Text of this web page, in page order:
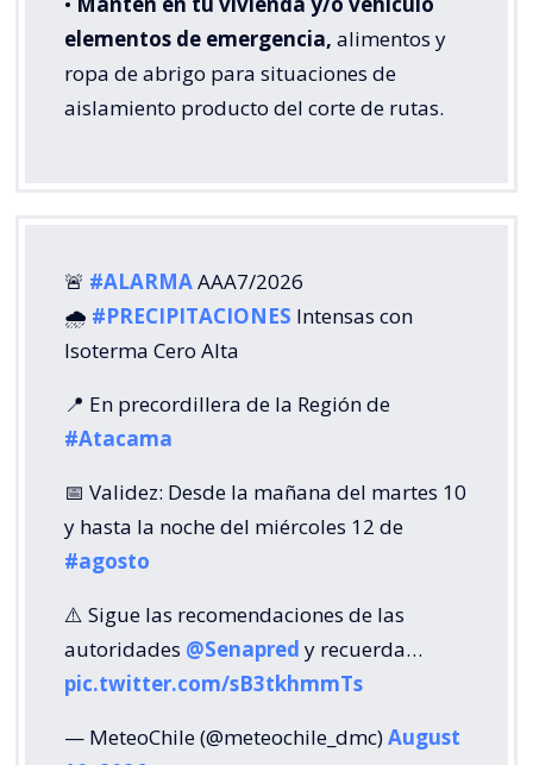
elementos de emergencia, alimentos y
ropa de abrigo para situaciones de
aislamiento producto del corte de rutas.
🚨 #ALARMAAAA7/2026
🌧️ #PRECIPITACIONES Intensas con
Isoterma Cero Alta
📍 En precordillera de la Región de
#Atacama
📅 Validez: Desde la mañana del martes 10
y hasta la noche del miércoles 12 de
#agosto
⚠️ Sigue las recomendaciones de las
autoridades @Senapred y recuerda…
pic.twitter.com/sB3tkhmmTs
— MeteoChile (@meteochile_dmc)August